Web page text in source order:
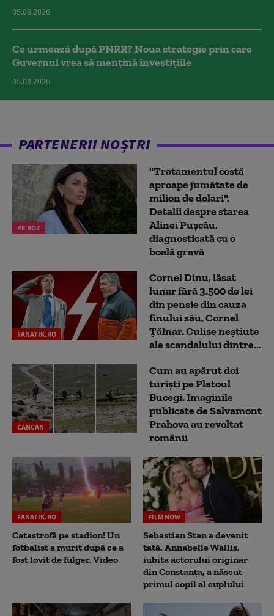
05.08.2026
Ce urmează după PNRR? Noua strategie prin care
Guvernul vrea să mențină investițiile
05.08.2026
PARTENERII NOȘTRI
PE ROZ
"Tratamentul costă
aproape jumătate de
milion de dolari".
Detalii despre starea
Alinei Pușcău,
diagnosticată cu o
boală gravă
FANATIK.RO
Cornel Dinu, lăsat
lunar fără 3.500 de lei
din pensie din cauza
finului său, Cornel
Țălnar. Culise neștiute
ale scandalului dintre...
CANCAN
Cum au apărut doi
turiști pe Platoul
Bucegi. Imaginile
publicate de Salvamont
Prahova au revoltat
românii
FANATIK.RO
Catastrofă pe stadion! Un
fotbalist a murit după ce a
fost lovit de fulger. Video
FILM NOW
Sebastian Stan a devenit
tată. Annabelle Wallis,
iubita actorului originar
din Constanța, a născut
primul copil al cuplului